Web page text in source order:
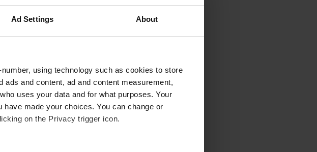
Ad Settings About
using technology such as cookies to store
and content, ad and content measurement,
uses your data and for what purposes. Your
made your choices. You can change or
on the Privacy trigger icon.